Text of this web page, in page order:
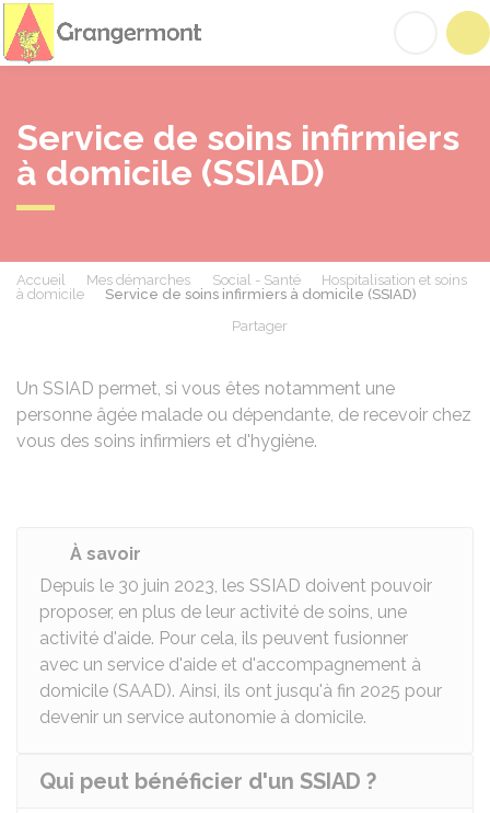
Service de soins infirmiers
à domicile (SSIAD)
Accueil Mes démarches Social - Santé
Hospitalisation et soins
à domicile
Service de soins infirmiers à domicile (SSIAD)
Partager
Un SSIAD permet, si vous êtes notamment une
personne âgée malade ou dépendante, de recevoir chez
vous des soins infirmiers et d'hygiène.
À savoir
Depuis le 30 juin 2023, les SSIAD doivent pouvoir
proposer, en plus de leur activité de soins, une
activité d'aide. Pour cela, ils peuvent fusionner
avec un service d'aide et d'accompagnement à
domicile (SAAD). Ainsi, ils ont jusqu'à fin 2025 pour
devenir un service autonomie à domicile.
Qui peut bénéficier d'un SSIAD ?